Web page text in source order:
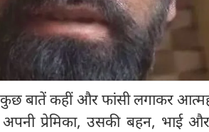
बातें कहीं और फांसी लगाकर
प्रेमिका, उसकी बहन, भाई